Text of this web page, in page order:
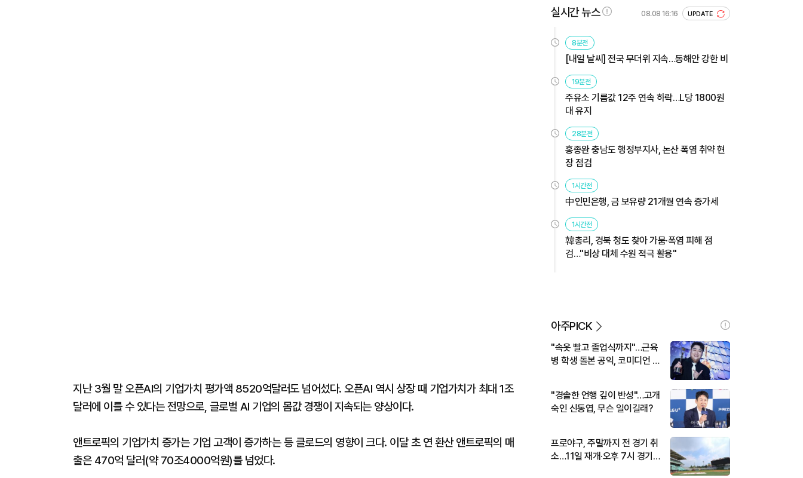
지난 3월 말 오픈AI의 기업가치 평가액 8520억달러도 넘어섰다. 오픈AI 역시 상장 때 기업가치가 최대 1조
달러에 이를 수 있다는 전망으로, 글로벌 AI 기업의 몸값 경쟁이 지속되는 양상이다.
앤트로픽의 기업가치 증가는 기업 고객이 증가하는 등 클로드의 영향이 크다. 이달 초 연 환산 앤트로픽의 매
출은 470억 달러(약 70조4000억원)를 넘었다.
실시간 뉴스 08.08 16:16 UPDATE
8분전
[내일 날씨] 전국 무더위 지속…동해안 강한 비
19분전
주유소 기름값 12주 연속 하락…L당 1800원
대 유지
28분전
홍종완 충남도 행정부지사, 논산 폭염 취약 현
장 점검
1시간전
中인민은행, 금 보유량 21개월 연속 증가세
1시간전
韓총리, 경북 청도 찾아 가뭄·폭염 피해 점
검…"비상 대체 수원 적극 활용"
아주PICK
"속옷 빨고 졸업식까지"…근육
병 학생 돌본 공익, 코미디언 김
"경솔한 언행 깊이 반성"…고개
숙인 신동엽, 무슨 일이길래?
프로야구, 주말까지 전 경기 취
소…11일 재개·오후 7시 경기